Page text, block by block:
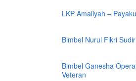
LKP Amaliyah –
Bimbel Nurul Fikri
Bimbel Ganesha
Veteran